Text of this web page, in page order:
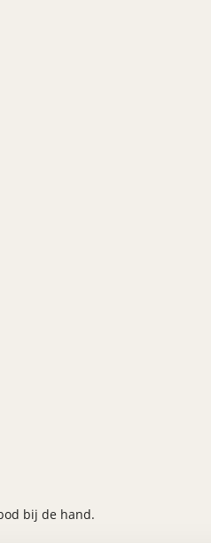
bij de hand.